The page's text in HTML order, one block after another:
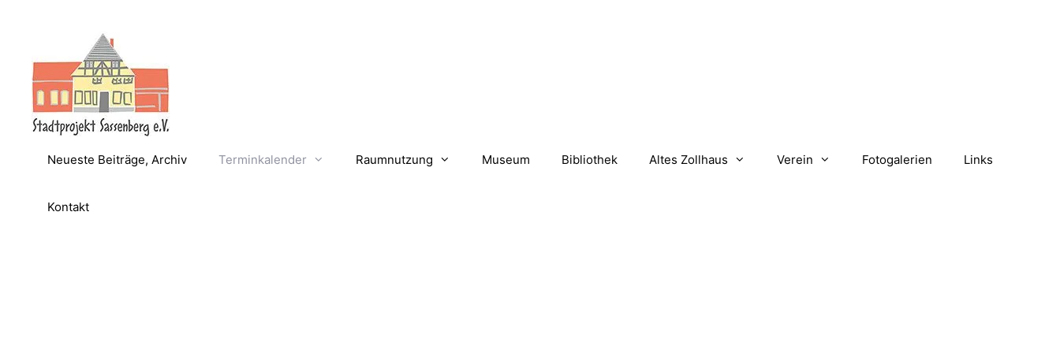
Neueste Beiträge, Archiv Terminkalender Raumnutzung Museum Bibliothek Altes Zollhaus Verein Fotogalerien Links
Kontakt